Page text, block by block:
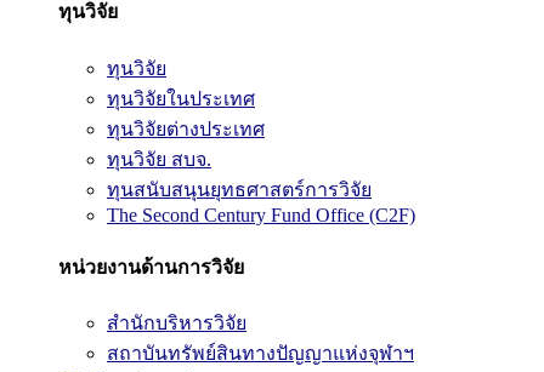
ทุนวิจัย
ทุนวิจัย
ทุนวิจัยในประเทศ
ทุนวิจัยต่างประเทศ
ทุนวิจัย สบจ.
ทุนสนับสนุนยุทธศาสตร์การวิจัย
The Second Century Fund Office (C2F)
หน่วยงานด้านการวิจัย
สำนักบริหารวิจัย
สถาบันทรัพย์สินทางปัญญาแห่งจุฬาฯ